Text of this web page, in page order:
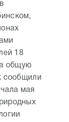
18
общую
сообщили
мая